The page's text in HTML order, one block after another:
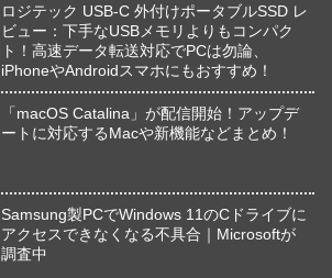
ロジテック USB-C 外付けポータブルSSD レ
ビュー：下手なUSBメモリよりもコンパク
ト！高速データ転送対応でPCは勿論、
iPhoneやAndroidスマホにもおすすめ！
「macOS Catalina」が配信開始！アップデ
ートに対応するMacや新機能などまとめ！
Samsung製PCでWindows 11のCドライブに
アクセスできなくなる不具合｜Microsoftが
調査中